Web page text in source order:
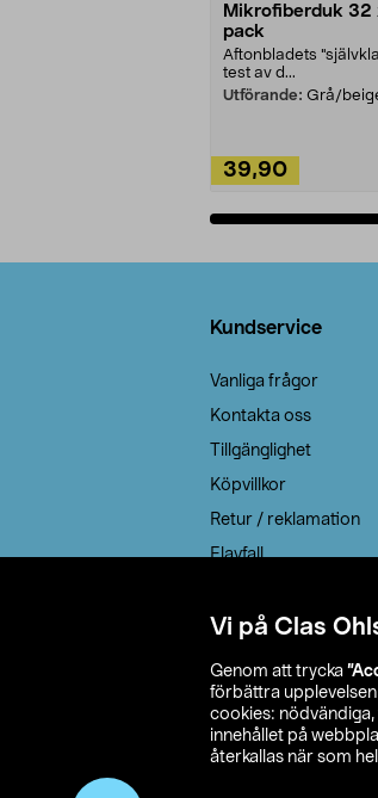
Vi på Clas
Genom att trycka
förbättra
cookies:
innehållet på
återkallas när som
Mikrofiberduk 32
pack
Aftonbladets
test av d...
Utförande: Grå/
39,90
Kundservice
Vanliga frågor
Kontakta oss
Tillgänglighet
Köpvillkor
Retur / reklamation
Elavfall
Leveransalternativ